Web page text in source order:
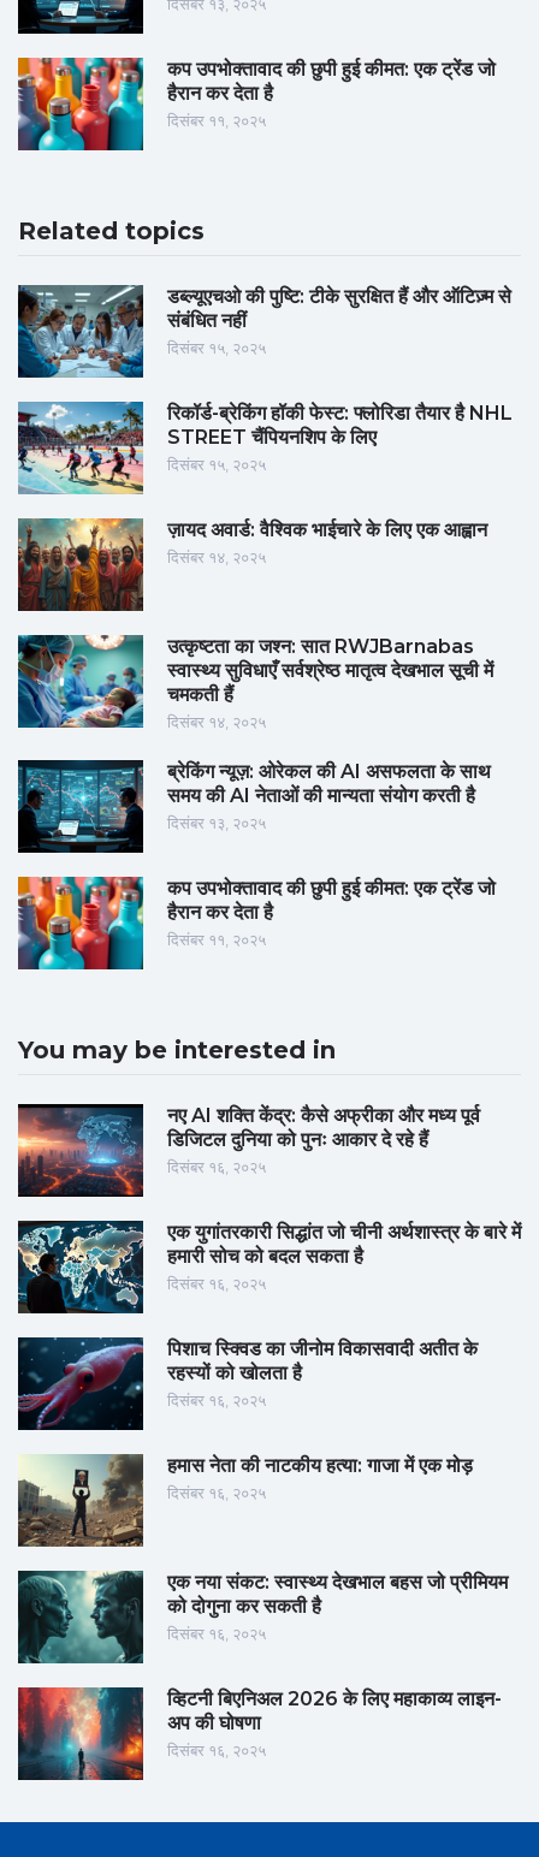
दिसंबर १३, २०२५
कप उपभोक्तावाद की छुपी हुई कीमत: एक ट्रेंड जो
हैरान कर देता है
दिसंबर ११, २०२५
Related topics
डब्ल्यूएचओ की पुष्टि: टीके सुरक्षित हैं और ऑटिज़्म से
संबंधित नहीं
दिसंबर १५, २०२५
रिकॉर्ड-ब्रेकिंग हॉकी फेस्ट: फ्लोरिडा तैयार है NHL
STREET चैंपियनशिप के लिए
दिसंबर १५, २०२५
ज़ायद अवार्ड: वैश्विक भाईचारे के लिए एक आह्वान
दिसंबर १४, २०२५
उत्कृष्टता का जश्न: सात RWJBarnabas
स्वास्थ्य सुविधाएँ सर्वश्रेष्ठ मातृत्व देखभाल सूची में
चमकती हैं
दिसंबर १४, २०२५
ब्रेकिंग न्यूज़: ओरेकल की AI असफलता के साथ
समय की AI नेताओं की मान्यता संयोग करती है
दिसंबर १३, २०२५
कप उपभोक्तावाद की छुपी हुई कीमत: एक ट्रेंड जो
हैरान कर देता है
दिसंबर ११, २०२५
You may be interested in
नए AI शक्ति केंद्र: कैसे अफ्रीका और मध्य पूर्व
डिजिटल दुनिया को पुनः आकार दे रहे हैं
दिसंबर १६, २०२५
एक युगांतरकारी सिद्धांत जो चीनी अर्थशास्त्र के बारे में
हमारी सोच को बदल सकता है
दिसंबर १६, २०२५
पिशाच स्क्विड का जीनोम विकासवादी अतीत के
रहस्यों को खोलता है
दिसंबर १६, २०२५
हमास नेता की नाटकीय हत्या: गाजा में एक मोड़
दिसंबर १६, २०२५
एक नया संकट: स्वास्थ्य देखभाल बहस जो प्रीमियम
को दोगुना कर सकती है
दिसंबर १६, २०२५
व्हिटनी बिएनिअल 2026 के लिए महाकाव्य लाइन-
अप की घोषणा
दिसंबर १६, २०२५